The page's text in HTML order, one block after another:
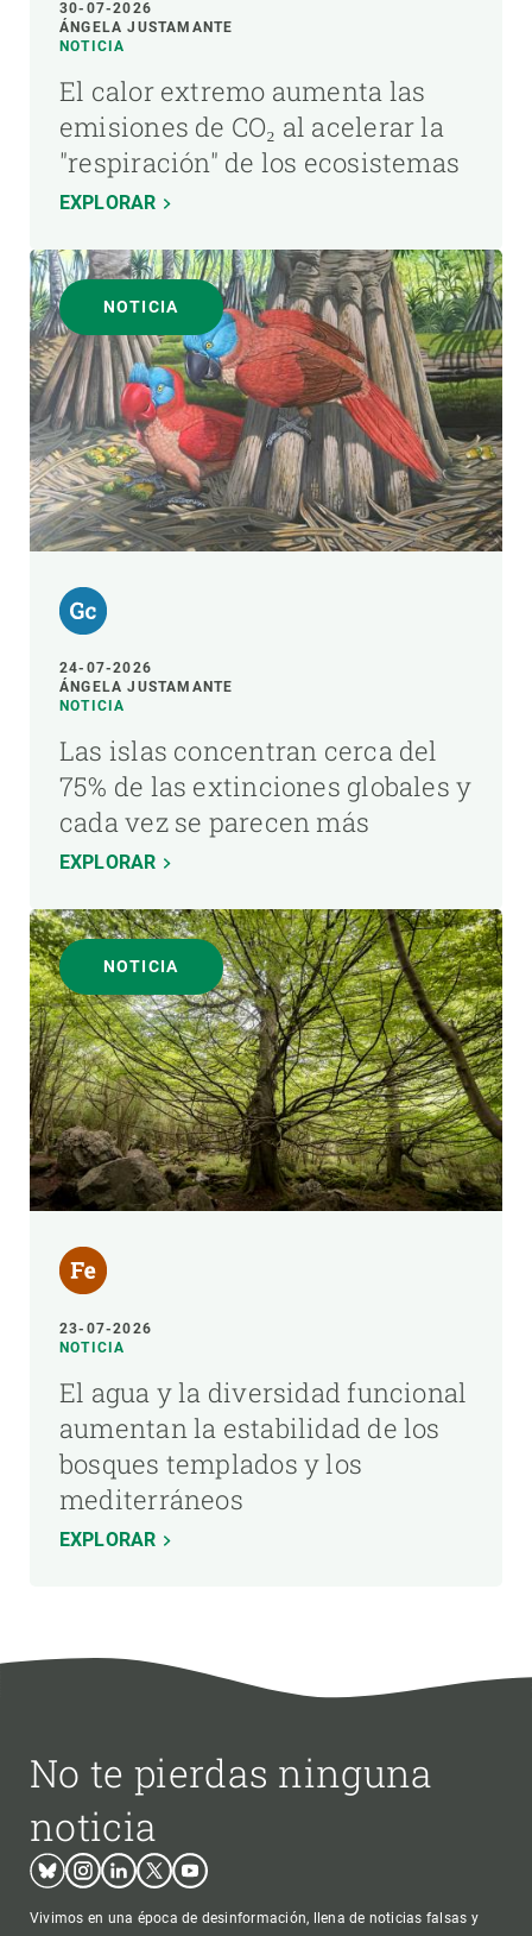
30-07-2026
ÁNGELA JUSTAMANTE
NOTICIA
El calor extremo aumenta las
emisiones de CO₂ al acelerar la
"respiración" de los ecosistemas
EXPLORAR
NOTICIA
24-07-2026
ÁNGELA JUSTAMANTE
NOTICIA
Las islas concentran cerca del
75% de las extinciones globales y
cada vez se parecen más
EXPLORAR
NOTICIA
23-07-2026
NOTICIA
El agua y la diversidad funcional
aumentan la estabilidad de los
bosques templados y los
mediterráneos
EXPLORAR
No te pierdas ninguna
noticia
BlueskyInstagram
LinkedinTwitterYoutube
Vivimos en una época de desinformación, llena de noticias falsas y